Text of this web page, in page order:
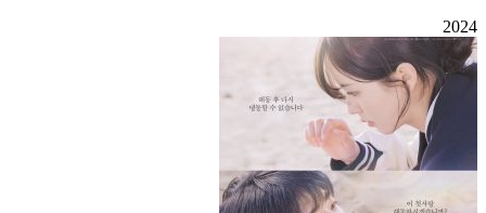
2024